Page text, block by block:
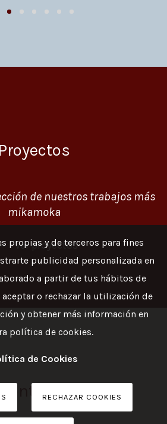
propias y de terceros para fines
publicidad personalizada en
a partir de tus hábitos de
aceptar o rechazar la utilización de
y obtener más información en
política de cookies.
de Cookies
RECHAZAR COOKIES
Proyectos
de nuestros trabajos más
mikamoka
Ver proyectos
Contacta